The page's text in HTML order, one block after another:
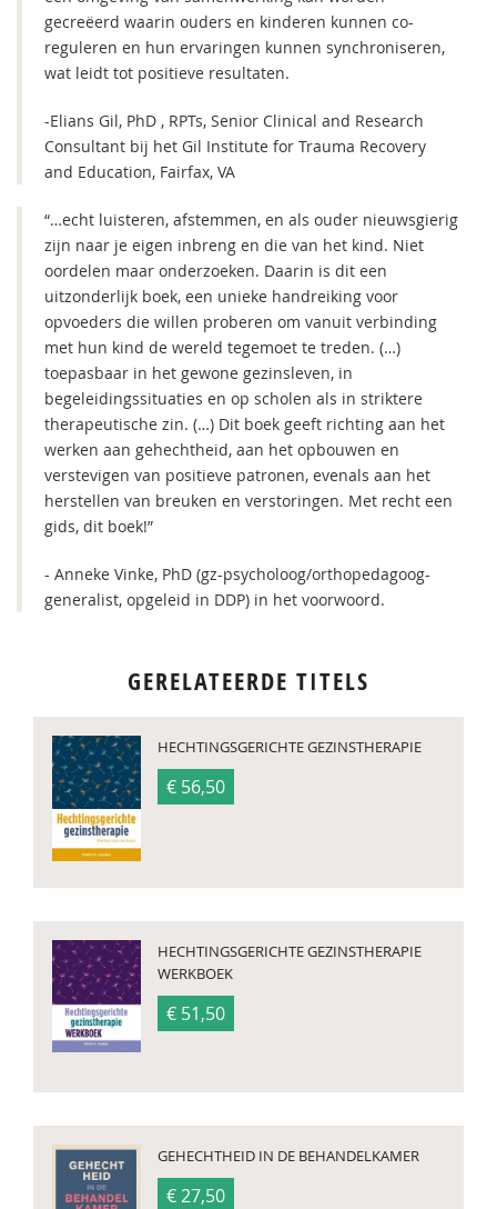
gecreëerd waarin ouders en kinderen kunnen co-
reguleren en hun ervaringen kunnen synchroniseren,
wat leidt tot positieve resultaten.
-Elians Gil, PhD , RPTs, Senior Clinical and Research
Consultant bij het Gil Institute for Trauma Recovery
and Education, Fairfax, VA
“…echt luisteren, afstemmen, en als ouder nieuwsgierig
zijn naar je eigen inbreng en die van het kind. Niet
oordelen maar onderzoeken. Daarin is dit een
uitzonderlijk boek, een unieke handreiking voor
opvoeders die willen proberen om vanuit verbinding
met hun kind de wereld tegemoet te treden. (…)
toepasbaar in het gewone gezinsleven, in
begeleidingssituaties en op scholen als in striktere
therapeutische zin. (…) Dit boek geeft richting aan het
werken aan gehechtheid, aan het opbouwen en
verstevigen van positieve patronen, evenals aan het
herstellen van breuken en verstoringen. Met recht een
gids, dit boek!”
- Anneke Vinke, PhD (gz-psycholoog/orthopedagoog-
generalist, opgeleid in DDP) in het voorwoord.
GERELATEERDE TITELS
HECHTINGSGERICHTE GEZINSTHERAPIE
€ 56,50
HECHTINGSGERICHTE GEZINSTHERAPIE
WERKBOEK
€ 51,50
GEHECHTHEID IN DE BEHANDELKAMER
€ 27,50